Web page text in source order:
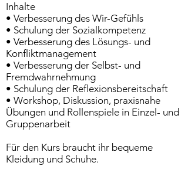
Inhalte
• Verbesserung des Wir-Gefühls
• Schulung der Sozialkompetenz
• Verbesserung des Lösungs- und
Konfliktmanagement
• Verbesserung der Selbst- und
Fremdwahrnehmung
• Schulung der Reflexionsbereitschaft
• Workshop, Diskussion, praxisnahe
Übungen und Rollenspiele in Einzel- und
Gruppenarbeit
Für den Kurs braucht ihr bequeme
Kleidung und Schuhe.